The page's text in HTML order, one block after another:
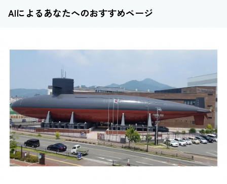
AIによるあなたへのおすすめページ